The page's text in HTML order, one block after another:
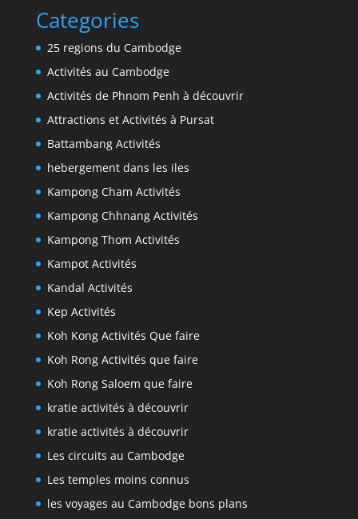
Categories
25 regions du Cambodge
Activités au Cambodge
Activités de Phnom Penh à découvrir
Attractions et Activités à Pursat
Battambang Activités
hebergement dans les iles
Kampong Cham Activités
Kampong Chhnang Activités
Kampong Thom Activités
Kampot Activités
Kandal Activités
Kep Activités
Koh Kong Activités Que faire
Koh Rong Activités que faire
Koh Rong Saloem que faire
kratie activités à découvrir
kratie activités à découvrir
Les circuits au Cambodge
Les temples moins connus
les voyages au Cambodge bons plans